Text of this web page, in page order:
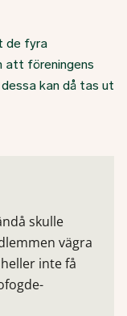
de fyra
att föreningens
kan då tas ut
skulle
vägra
inte få